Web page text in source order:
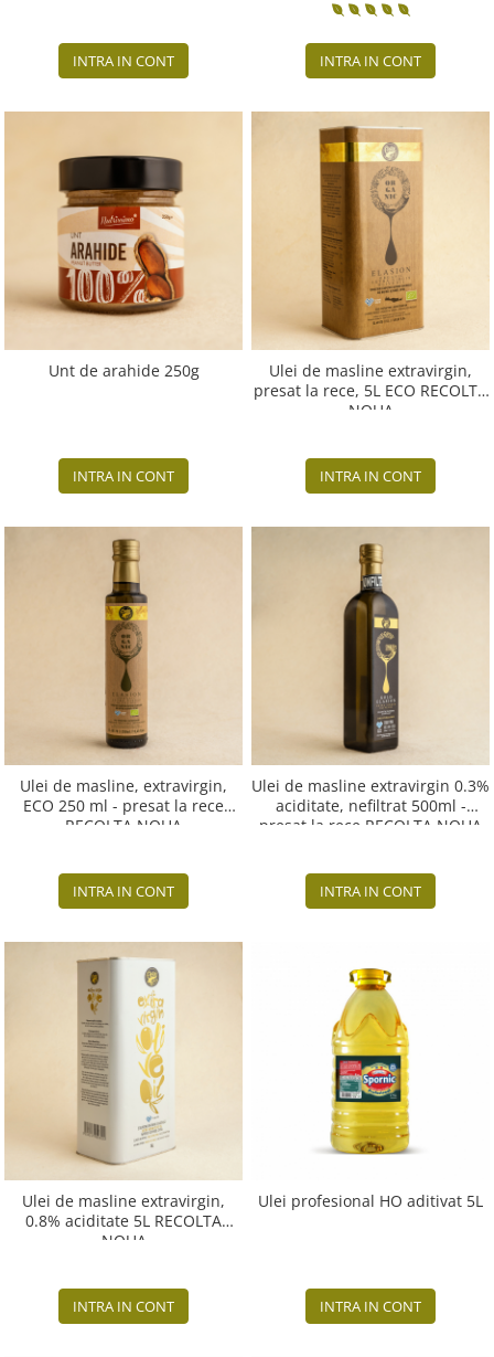
INTRA IN CONT INTRA IN CONT
Unt de arahide 250g
INTRA IN CONT
Ulei de masline extravirgin,
presat la rece, 5L ECO RECOLTA
NOUA
INTRA IN CONT
Ulei de masline, extravirgin,
ECO 250 ml - presat la rece
RECOLTA NOUA
INTRA IN CONT
Ulei de masline extravirgin 0.3%
aciditate, nefiltrat 500ml -
presat la rece RECOLTA NOUA
INTRA IN CONT
Ulei de masline extravirgin,
0.8% aciditate 5L RECOLTA
NOUA
INTRA IN CONT
Ulei profesional HO aditivat 5L
INTRA IN CONT